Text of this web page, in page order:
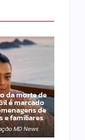
da morte de
é marcado
de
e familiares
MD News